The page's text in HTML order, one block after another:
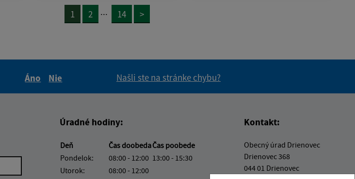
1 2 ... 14 >
Áno
Nie
Našli ste na stránke chybu?
Úradné hodiny:
Deň Čas doobedaČas poobede
Pondelok:
08:00 - 12:00 13:00 - 15:30
Utorok:
08:00 - 12:00
Kontakt:
Obecný úrad Drienovec
Drienovec 368
044 01 Drienovec